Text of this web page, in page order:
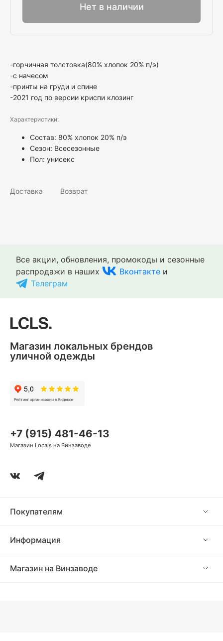
Нет в наличии
-горчичная толстовка(80% хлопок 20% п/э)
-с начесом
-принты на груди и спине
-2021 год по версии криспи клозинг
Характеристики:
Состав: 80% хлопок 20% п/э
Сезон: Всесезонные
Пол: унисекс
Доставка Возврат
Все акции, обновления, промокоды и сезонные
распродажи в наших
Вконтакте и
Телеграм
Покупателям
Информация
Магазин на Винзаводе
+7 (915) 481-46-13
Магазин Locals на Винзаводе
Магазин локальных брендов
уличной одежды